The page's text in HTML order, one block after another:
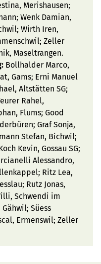
Merishausen;
Wenk Damian,
Wirth Iren,
Zeller
Maseltrangen.
Bollhalder Marco,
Gams; Erni Manuel
Altstätten SG;
Rahel,
Flums; Good
Graf Sonja,
Stefan, Bichwil;
Kevin, Gossau SG;
Alessandro,
Ritz Lea,
Rutz Jonas,
Schwendi im
Süess
Ermenswil; Zeller